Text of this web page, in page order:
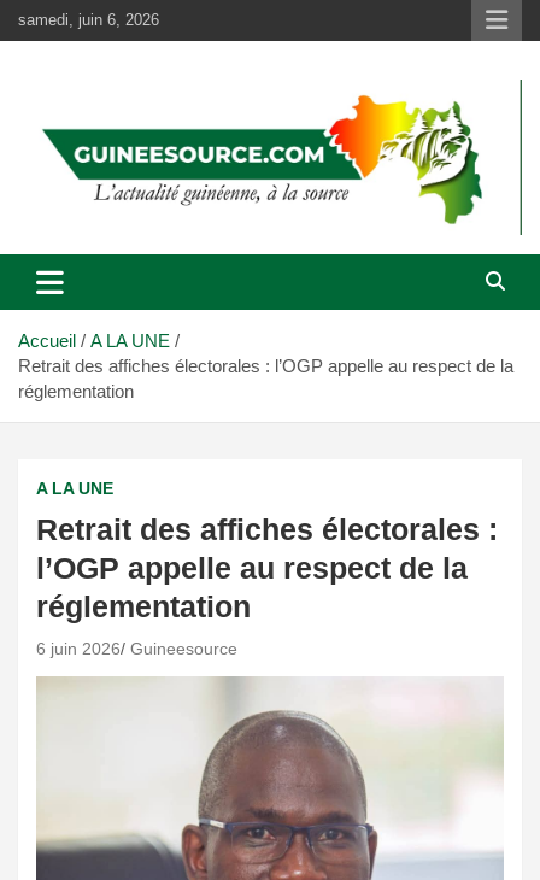
au
samedi, juin 6, 2026
Accueil
A LA UNE
Retrait des affiches électorales : l’OGP appelle au respect de la
réglementation
A LA UNE
Retrait des affiches électorales :
l’OGP appelle au respect de la
réglementation
6 juin 2026 Guineesource